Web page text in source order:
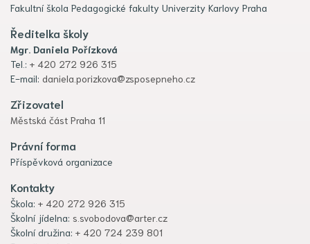
Fakultní škola Pedagogické fakulty Univerzity Karlovy Praha
Ředitelka školy
Mgr. Daniela Pořízková
Tel.: + 420 272 926 315
E-mail: daniela.porizkova@zsposepneho.cz
Zřizovatel
Městská část Praha 11
Právní forma
Příspěvková organizace
Kontakty
Škola: + 420 272 926 315
Školní jídelna: s.svobodova@arter.cz
Školní družina: + 420 724 239 801